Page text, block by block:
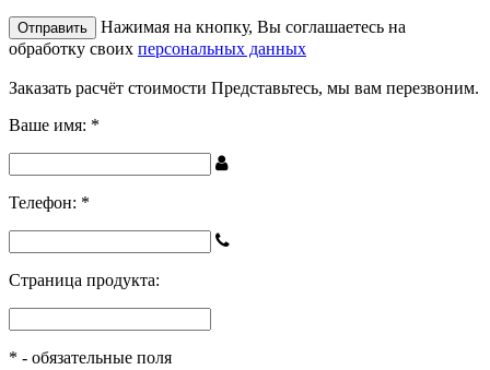
Нажимая на кнопку, Вы соглашаетесь на
обработку своих персональных данных
Заказать расчёт стоимости Представьтесь, мы вам перезвоним.
Ваше имя: *
Телефон: *
Страница продукта:
* - обязательные поля